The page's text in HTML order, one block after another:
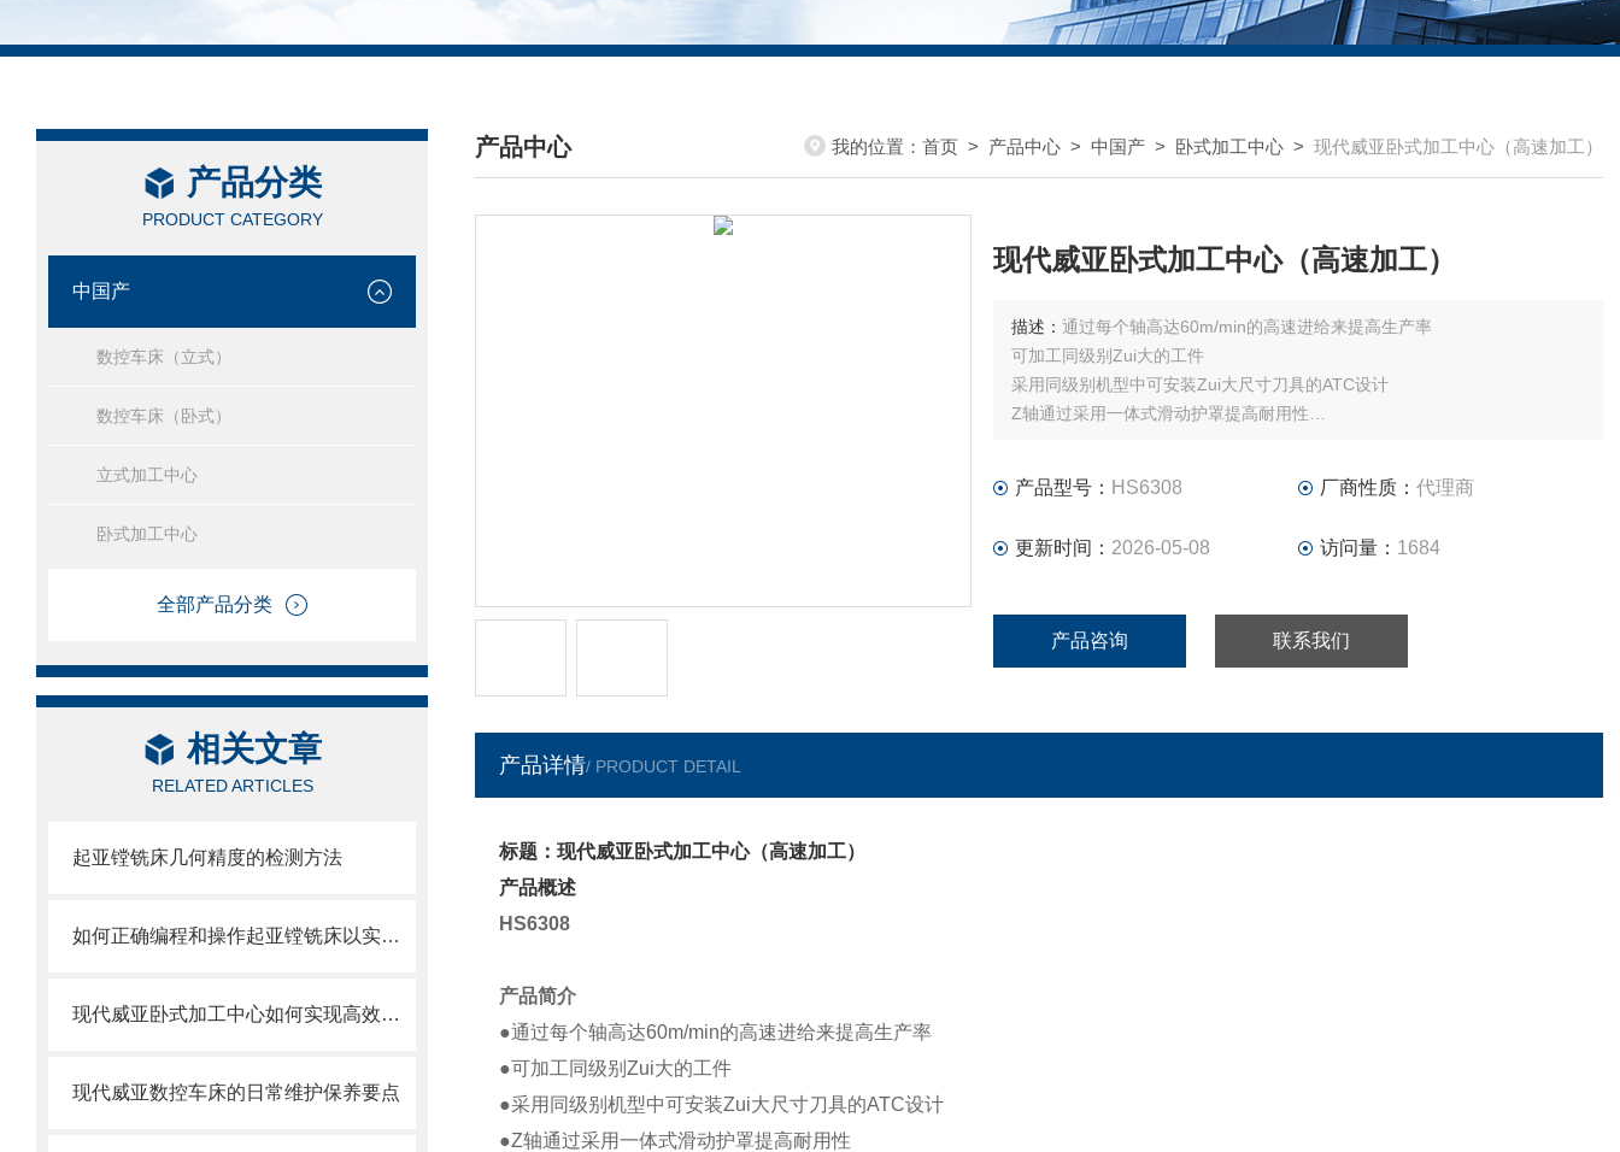
产品分类
PRODUCT CATEGORY
中国产
数控车床（立式）
数控车床（卧式）
立式加工中心
卧式加工中心
全部产品分类
相关文章
RELATED ARTICLES
起亚镗铣床几何精度的检测方法
如何正确编程和操作起亚镗铣床以实现高效加工？
现代威亚卧式加工中心如何实现高效生产？
现代威亚数控车床的日常维护保养要点
产品中心
/ PRODUCTS CENTER
我的位置： 首页 > 产品中心 > 中国产 > 卧式加工中心 > 现代威亚卧式加工中心（高速加工）
现代威亚卧式加工中心（高速加工）
描述： 通过每个轴高达60m/min的高速进给来提高生产率
可加工同级别Zui大的工件
采用同级别机型中可安装Zui大尺寸刀具的ATC设计
Z轴通过采用一体式滑动护罩提高耐用性
产品型号： HS6308 厂商性质： 代理商
更新时间： 2026-05-08 访问量： 1684
产品咨询 联系我们
产品详情/ PRODUCT DETAIL
标题：现代威亚卧式加工中心（高速加工）
产品概述
HS6308
产品简介
●通过每个轴高达60m/min的高速进给来提高生产率
●可加工同级别Zui大的工件
●采用同级别机型中可安装Zui大尺寸刀具的ATC设计
●Z轴通过采用一体式滑动护罩提高耐用性